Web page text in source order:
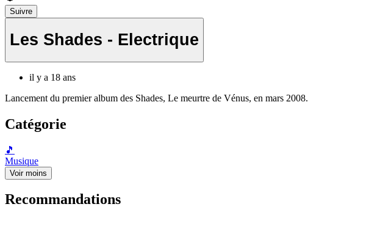
Suivre
Les Shades - Electrique
il y a 18 ans
Lancement du premier album des Shades, Le meurtre de Vénus, en mars 2008.
Catégorie
🎵
Musique
Voir moins
Recommandations